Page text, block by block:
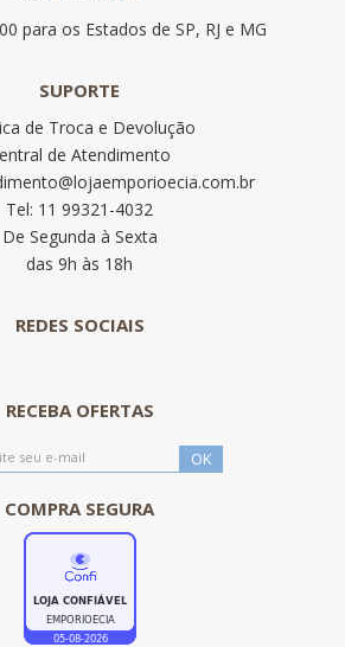
para os Estados de SP, RJ e MG
SUPORTE
de Troca e Devolução
de Atendimento
Tel: 11 99321-4032
De Segunda à Sexta
das 9h às 18h
REDES SOCIAIS
RECEBA OFERTAS
COMPRA SEGURA